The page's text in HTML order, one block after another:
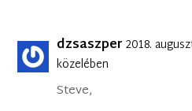
dzsaszper 2018.
közelében
Steve,